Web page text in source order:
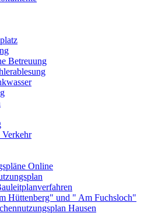
Betreuung
Verkehr
Online
Hüttenberg" und " Am Fuchsloch"
Hausen